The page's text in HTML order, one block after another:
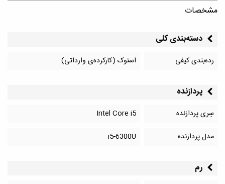
مشخصات
دسته‌بندی کلی
رده‌بندی کیفی استوک (کارکرده‌ی وارداتی)
پردازنده
سِری پردازنده
Intel Core i5
مدل پردازنده
i5-6300U
رم